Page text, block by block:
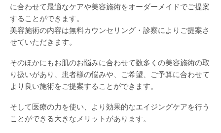
に合わせて最適なケアや美容施術をオーダーメイドでご提案
することができます。
美容施術の内容は無料カウンセリング・診察によりご提案さ
せていただきます。
そのほかにもお肌のお悩みに合わせて数多くの美容施術の取
り扱いがあり、患者様の悩みや、ご希望、ご予算に合わせて
より良い施術をご提案することができます。
そして医療の力を使い、より効果的なエイジングケアを行う
ことができる大きなメリットがあります。